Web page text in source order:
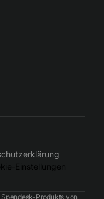
Einstellungen
Produkts von